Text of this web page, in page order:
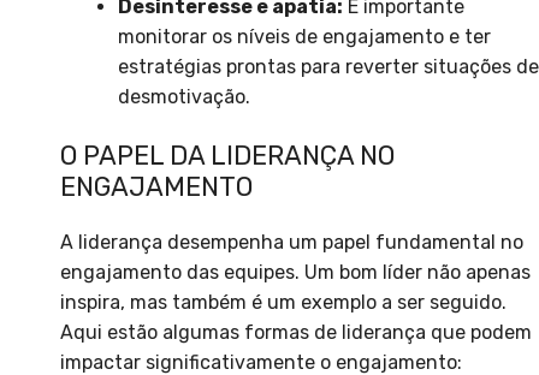
Desinteresse e apatia: É importante
monitorar os níveis de engajamento e ter
estratégias prontas para reverter situações de
desmotivação.
O PAPEL DA LIDERANÇA NO
ENGAJAMENTO
A liderança desempenha um papel fundamental no
engajamento das equipes. Um bom líder não apenas
inspira, mas também é um exemplo a ser seguido.
Aqui estão algumas formas de liderança que podem
impactar significativamente o engajamento: